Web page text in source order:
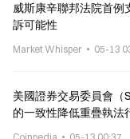
威斯康辛聯邦法院首例
訴可能性
Market Whisper 05-13
美國證券交易委員會（
的一致性降低重疊執法